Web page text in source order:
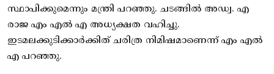
സ്ഥാപിക്കുമെന്നും മന്ത്രി പറഞ്ഞു. ചടങ്ങില്‍ അഡ്വ. എ
രാജ എം എല്‍ എ അധ്യക്ഷത വഹിച്ചു.
ഇടമലക്കുടിക്കാര്‍ക്കിത് ചരിത്ര നിമിഷമാണെന്ന് എം എല്‍
എ പറഞ്ഞു.